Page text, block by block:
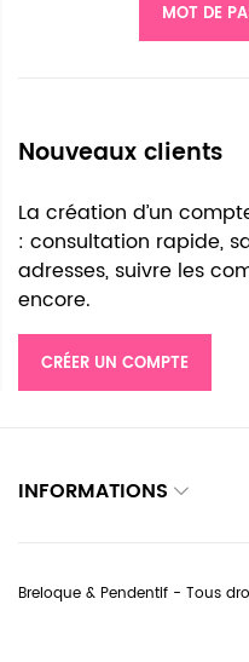
MOT DE
Nouveaux clients
La création d’un
: consultation rapide,
adresses, suivre les
encore.
CRÉER UN COMPTE
INFORMATIONS
Breloque & Pendentif - Tous